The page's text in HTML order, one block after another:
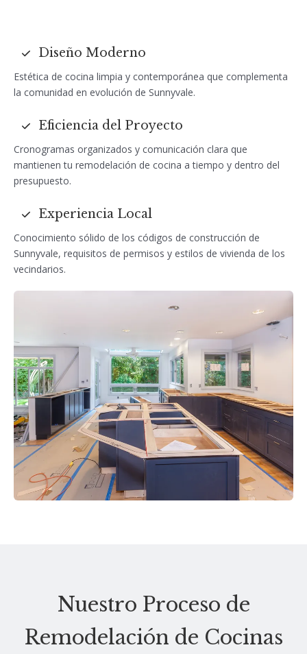
Diseño Moderno
Estética de cocina limpia y contemporánea que complementa
la comunidad en evolución de Sunnyvale.
Eficiencia del Proyecto
Cronogramas organizados y comunicación clara que
mantienen tu remodelación de cocina a tiempo y dentro del
presupuesto.
Experiencia Local
Conocimiento sólido de los códigos de construcción de
Sunnyvale, requisitos de permisos y estilos de vivienda de los
vecindarios.
Nuestro Proceso de
Remodelación de Cocinas